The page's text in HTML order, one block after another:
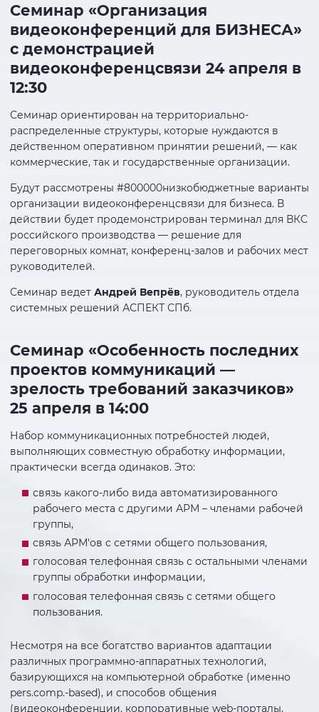
Семинар «Организация
видеоконференций для БИЗНЕСА»
с демонстрацией
видеоконференцсвязи 24 апреля в
12:30
Семинар ориентирован на территориально-
распределенные структуры, которые нуждаются в
действенном оперативном принятии решений, — как
коммерческие, так и государственные организации.
Будут рассмотрены #800000низкобюджетные варианты
организации видеоконференцсвязи для бизнеса. В
действии будет продемонстрирован терминал для ВКС
российского производства — решение для
переговорных комнат, конференц-залов и рабочих мест
руководителей.
Семинар ведет Андрей Вепрёв, руководитель отдела
системных решений АСПЕКТ СПб.
Семинар «Особенность последних
проектов коммуникаций —
зрелость требований заказчиков»
25 апреля в 14:00
Набор коммуникационных потребностей людей,
выполняющих совместную обработку информации,
практически всегда одинаков. Это:
связь какого-либо вида автоматизированного
рабочего места с другими АРМ – членами рабочей
группы,
связь АРМ'ов с сетями общего пользования,
голосовая телефонная связь с остальными членами
группы обработки информации,
голосовая телефонная связь с сетями общего
пользования.
Несмотря на все богатство вариантов адаптации
различных программно-аппаратных технологий,
базирующихся на компьютерной обработке (именно
pers.comp.-based), и способов общения
(видеоконференции, корпоративные web-порталы,